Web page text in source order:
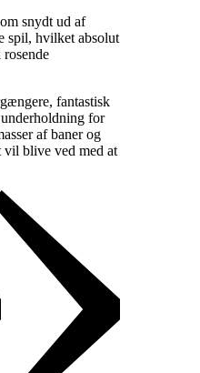
snydt ud af
spil, hvilket absolut
fantastisk
for
af baner og
vil blive ved med at